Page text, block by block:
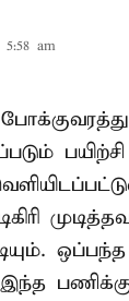
5:58 am
ஒப்பந்த
பணிக்கு